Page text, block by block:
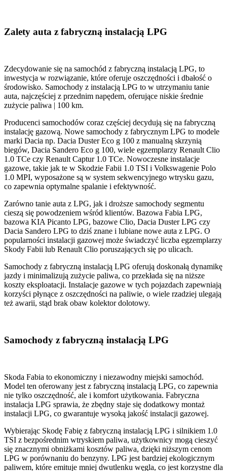
Zalety auta z fabryczną instalacją LPG
Zdecydowanie się na samochód z fabryczną instalacją LPG, to
inwestycja w rozwiązanie, które oferuje oszczędności i dbałość o
środowisko. Samochody z instalacją LPG to w utrzymaniu tanie
auta, najczęściej z przednim napędem, oferujące niskie średnie
zużycie paliwa | 100 km.
Producenci samochodów coraz częściej decydują się na fabryczną
instalację gazową. Nowe samochody z fabrycznym LPG to modele
marki Dacia np. Dacia Duster Eco g 100 z manualną skrzynią
biegów, Dacia Sandero Eco g 100, wiele egzemplarzy Renault Clio
1.0 TCe czy Renault Captur 1.0 TCe. Nowoczesne instalacje
gazowe, takie jak te w Skodzie Fabii 1.0 TSI i Volkswagenie Polo
1.0 MPI, wyposażone są w system sekwencyjnego wtrysku gazu,
co zapewnia optymalne spalanie i efektywność.
Zarówno tanie auta z LPG, jak i droższe samochody segmentu
cieszą się powodzeniem wśród klientów. Bazowa Fabia LPG,
bazowa KIA Picanto LPG, bazowe Clio, Dacia Duster LPG czy
Dacia Sandero LPG to dziś znane i lubiane nowe auta z LPG. O
popularności instalacji gazowej może świadczyć liczba egzemplarzy
Skody Fabii lub Renault Clio poruszających się po ulicach.
Samochody z fabryczną instalacją LPG oferują doskonałą dynamikę
jazdy i minimalizują zużycie paliwa, co przekłada się na niższe
koszty eksploatacji. Instalacje gazowe w tych pojazdach zapewniają
korzyści płynące z oszczędności na paliwie, o wiele rzadziej ulegają
też awarii, stąd brak obaw kolektor dolotowy.
Samochody z fabryczną instalacją LPG
Skoda Fabia to ekonomiczny i niezawodny miejski samochód.
Model ten oferowany jest z fabryczną instalacją LPG, co zapewnia
nie tylko oszczędność, ale i komfort użytkowania. Fabryczna
instalacja LPG sprawia, że zbędny staje się dodatkowy montaż
instalacji LPG, co gwarantuje wysoką jakość instalacji gazowej.
Wybierając Skodę Fabię z fabryczną instalacją LPG i silnikiem 1.0
TSI z bezpośrednim wtryskiem paliwa, użytkownicy mogą cieszyć
się znacznymi obniżkami kosztów paliwa, dzięki niższym cenom
LPG w porównaniu do benzyny. LPG jest bardziej ekologicznym
paliwem, które emituje mniej dwutlenku węgla, co jest korzystne dla